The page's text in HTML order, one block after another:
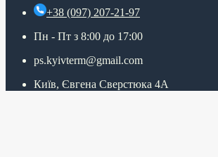
+38 (097) 207-21-97
Пн - Пт з 8:00 до 17:00
ps.kyivterm@gmail.com
Київ, Євгена Сверстюка 4А